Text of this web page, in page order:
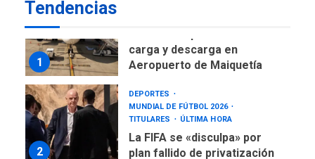
Tendencias
1
carga y descarga en
Aeropuerto de Maiquetía
2
DEPORTES
MUNDIAL DE FÚTBOL 2026
TITULARES
ÚLTIMA HORA
La FIFA se «disculpa» por
plan fallido de privatización